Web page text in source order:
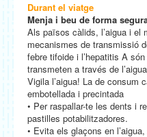
Durant el viatge
Menja i beu de forma
Als països càlids, l’aigua i el
mecanismes de transmissió
febre tifoide i l’hepatitis A
transmeten a través de
Vigila l’aigua! La de consum
embotellada i precintada
• Per raspallar-te les dents i
pastilles potabilitzadores.
• Evita els glaçons en